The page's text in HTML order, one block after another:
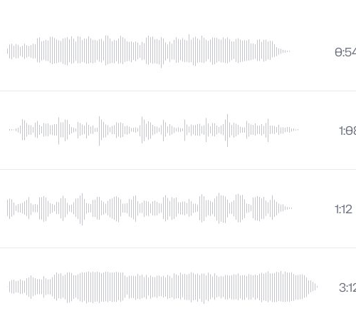
1:12